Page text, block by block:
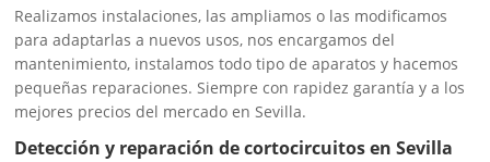
Realizamos instalaciones, las ampliamos o las modificamos
para adaptarlas a nuevos usos, nos encargamos del
mantenimiento, instalamos todo tipo de aparatos y hacemos
pequeñas reparaciones. Siempre con rapidez garantía y a los
mejores precios del mercado en Sevilla.
Detección y reparación de cortocircuitos en Sevilla